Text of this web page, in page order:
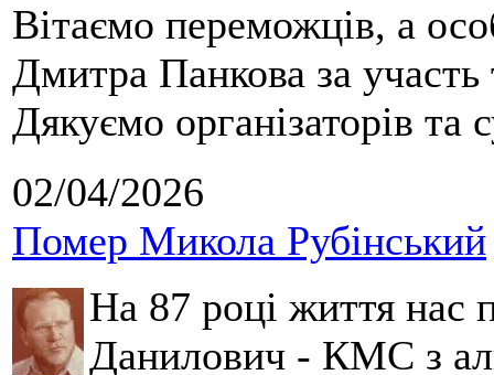
Вітаємо переможців, а
Дмитра Панкова за
Дякуємо організаторів та
02/04/2026
Помер Микола Рубінський
На 87 році життя нас
Данилович - КМС з